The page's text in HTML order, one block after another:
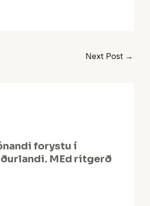
Next Post →
forystu í
MEd ritgerð